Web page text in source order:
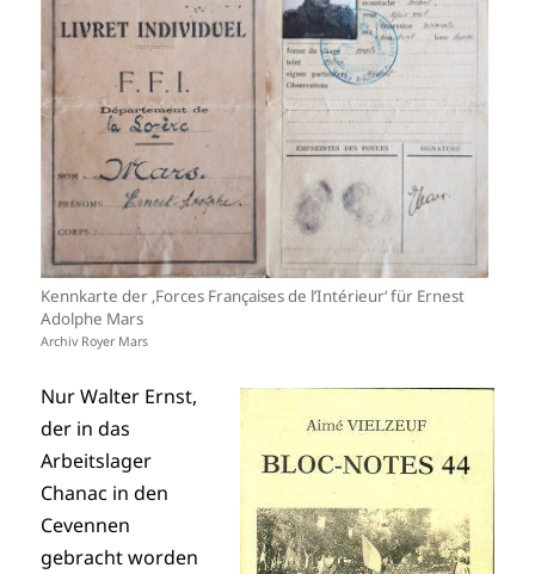
Kennkarte der ‚Forces Françaises de l’Intérieur‘ für Ernest
Adolphe Mars
Archiv Royer Mars
Nur Walter Ernst,
der in das
Arbeitslager
Chanac in den
Cevennen
gebracht worden